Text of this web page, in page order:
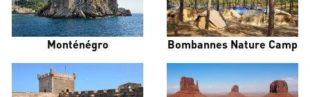
Monténégro Bombannes Nature Camp